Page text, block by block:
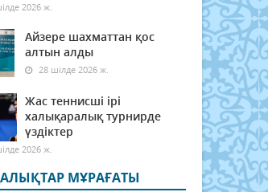
2026 ж.
Айзере шахматтан қос
алтын алды
28 шілде 2026 ж.
Жас теннисші ірі
халықаралық турнирде
үздіктер
2026 ж.
МҰРАҒАТЫ